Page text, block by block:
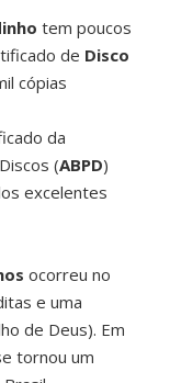
tem poucos
de Disco
cópias
da
(ABPD)
excelentes
ocorreu no
e uma
de Deus). Em
tornou um